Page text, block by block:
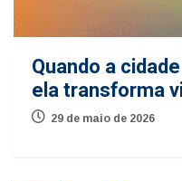
Quando a
ela transforma
29 de maio de 2026